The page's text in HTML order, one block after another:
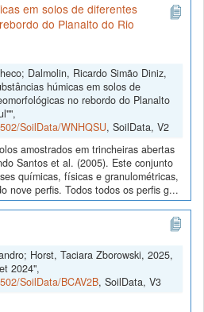
em solos de diferentes
do Planalto do Rio
Dalmolin, Ricardo Simão Diniz,
húmicas em solos de
no rebordo do Planalto
SoilData/WNHQSU, SoilData, V2
amostrados em trincheiras abertas
Santos et al. (2005). Este conjunto
químicas, físicas e granulométricas,
nove perfis. Todos todos os perfis g...
Horst, Taciara Zborowski, 2025,
2024",
SoilData/BCAV2B, SoilData, V3